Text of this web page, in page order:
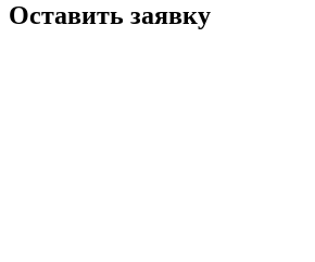
Оставить заявку